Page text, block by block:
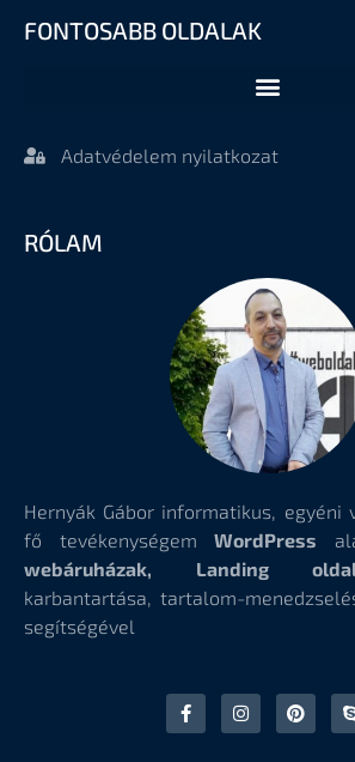
FONTOSABB OLDALAK
Adatvédelem nyilatkozat
RÓLAM
Hernyák Gábor informatikus, egyéni
fő tevékenységem WordPress
webáruházak, Landing
karbantartása, tartalom-
segítségével